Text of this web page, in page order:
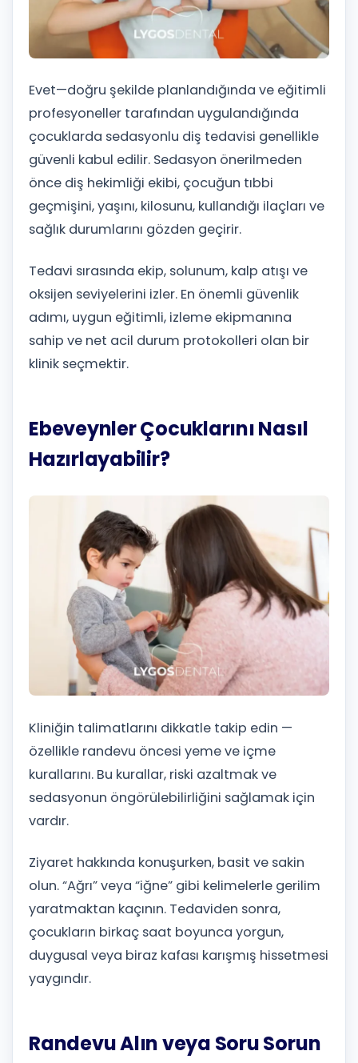
Evet—doğru şekilde planlandığında ve eğitimli
profesyoneller tarafından uygulandığında
çocuklarda sedasyonlu diş tedavisi genellikle
güvenli kabul edilir. Sedasyon önerilmeden
önce diş hekimliği ekibi, çocuğun tıbbi
geçmişini, yaşını, kilosunu, kullandığı ilaçları ve
sağlık durumlarını gözden geçirir.
Tedavi sırasında ekip, solunum, kalp atışı ve
oksijen seviyelerini izler. En önemli güvenlik
adımı, uygun eğitimli, izleme ekipmanına
sahip ve net acil durum protokolleri olan bir
klinik seçmektir.
Ebeveynler Çocuklarını Nasıl
Hazırlayabilir?
Kliniğin talimatlarını dikkatle takip edin —
özellikle randevu öncesi yeme ve içme
kurallarını. Bu kurallar, riski azaltmak ve
sedasyonun öngörülebilirliğini sağlamak için
vardır.
Ziyaret hakkında konuşurken, basit ve sakin
olun. “Ağrı” veya “iğne” gibi kelimelerle gerilim
yaratmaktan kaçının. Tedaviden sonra,
çocukların birkaç saat boyunca yorgun,
duygusal veya biraz kafası karışmış hissetmesi
yaygındır.
Randevu Alın veya Soru Sorun